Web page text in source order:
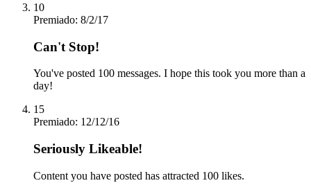
10
Premiado: 8/2/17
Can't Stop!
You've posted 100 messages. I hope this took you more than a
day!
15
Premiado: 12/12/16
Seriously Likeable!
Content you have posted has attracted 100 likes.